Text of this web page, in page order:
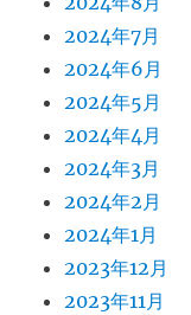
2024年7月
2024年6月
2024年5月
2024年4月
2024年3月
2024年2月
2024年1月
2023年12月
2023年11月